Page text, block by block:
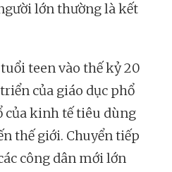
lớn thường là kết
teen vào thế kỷ 20
của giáo dục phổ
của kinh tế tiêu dùng
thế giới. Chuyển tiếp
công dân mới lớn